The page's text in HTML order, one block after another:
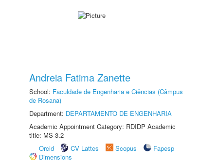
Andreia Fatima Zanette
School: Faculdade de Engenharia e Ciências (Câmpus
de Rosana)
Department: DEPARTAMENTO DE ENGENHARIA
Academic Appointment Category: RDIDP Academic
title: MS-3.2
Orcid
CV Lattes Scopus
Fapesp
Dimensions